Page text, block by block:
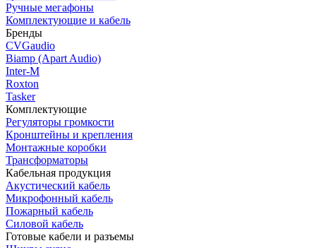
Ручные мегафоны
Комплектующие и кабель
Бренды
CVGaudio
Biamp (Apart Audio)
Inter-M
Roxton
Tasker
Комплектующие
Регуляторы громкости
Кронштейны и крепления
Монтажные коробки
Трансформаторы
Кабельная продукция
Акустический кабель
Микрофонный кабель
Пожарный кабель
Силовой кабель
Готовые кабели и разъемы